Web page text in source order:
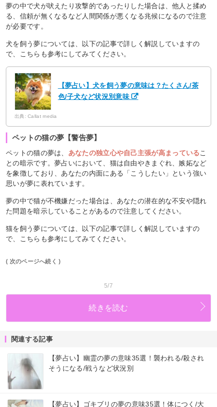
夢の中で犬が吠えたり攻撃的であったりした場合は、他人と揉め
る、信頼が無くなるなど人間関係が悪くなる兆候になるので注意
が必要です。
犬を飼う夢については、以下の記事で詳しく解説していますの
で、こちらも参考にしてみてください。
【夢占い】犬を飼う夢の意味は？たくさん/茶
色/子犬など状況別意味
出典: Callat media
ペットの猫の夢【警告夢】
ペットの猫の夢は、 あなたの独立心や自己主張が高まっているこ
との暗示です。夢占いにおいて、猫は自由やきまぐれ、嫉妬など
を象徴しており、あなたの内面にある「こうしたい」という強い
思いが夢に表れています。
夢の中で猫が不機嫌だった場合は、あなたの潜在的な不安や隠れ
た問題を暗示していることがあるので注意してください。
猫を飼う夢については、以下の記事で詳しく解説していますの
で、こちらも参考にしてみてください。
( 次のページへ続く )
5/7
続きを読む
関連する記事
【夢占い】幽霊の夢の意味35選！襲われる/殺され
そうになる/戦うなど状況別
【夢占い】ゴキブリの夢の意味35選！体につく/大